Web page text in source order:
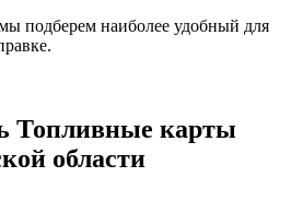
подберем наиболее удобный для
Топливные карты
области